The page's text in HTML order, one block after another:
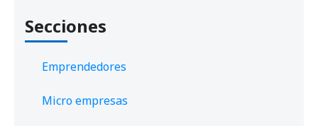
Secciones
Emprendedores
Micro empresas